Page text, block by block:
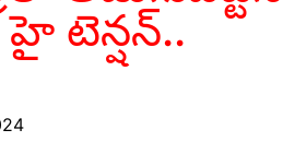
హై టెన్షన్..